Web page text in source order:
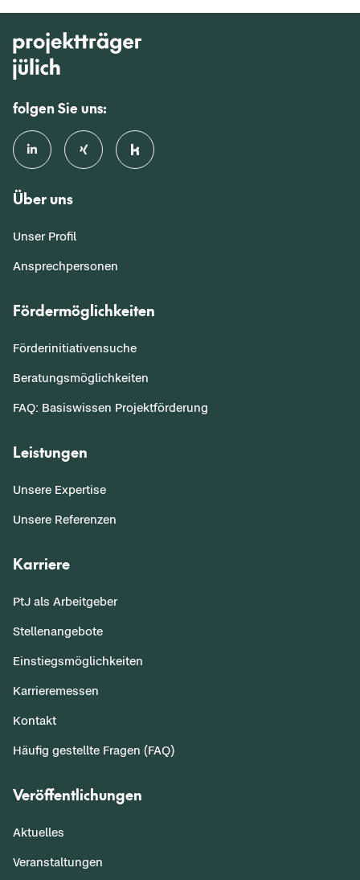
folgen Sie uns:
Über uns
Unser Profil
Ansprechpersonen
Fördermöglichkeiten
Förderinitiativensuche
Beratungsmöglichkeiten
FAQ: Basiswissen Projektförderung
Leistungen
Unsere Expertise
Unsere Referenzen
Karriere
PtJ als Arbeitgeber
Stellenangebote
Einstiegsmöglichkeiten
Karrieremessen
Kontakt
Häufig gestellte Fragen (FAQ)
Veröffentlichungen
Aktuelles
Veranstaltungen